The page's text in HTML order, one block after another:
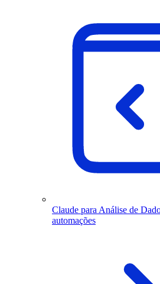
Claude para Análise de
automações